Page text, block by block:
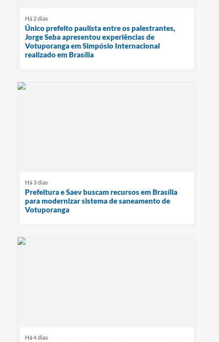
Há 2 dias
Único prefeito paulista entre os palestrantes,
Jorge Seba apresentou experiências de
Votuporanga em Simpósio Internacional
realizado em Brasília
Há 3 dias
Prefeitura e Saev buscam recursos em Brasília
para modernizar sistema de saneamento de
Votuporanga
Há 4 dias